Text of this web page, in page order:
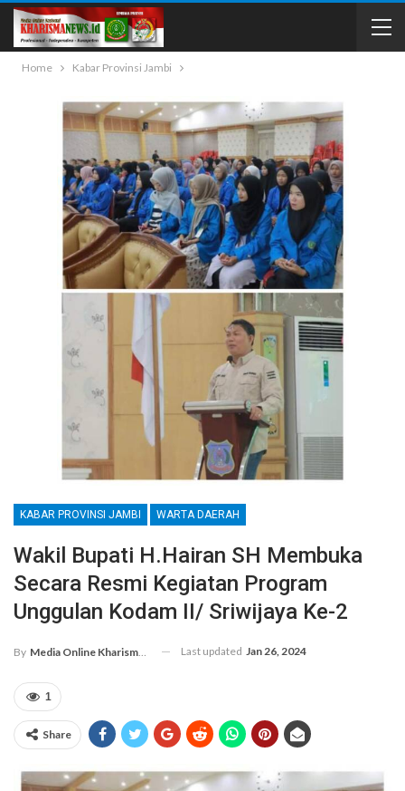
Home Kabar Provinsi Jambi
KABAR PROVINSI JAMBI WARTA DAERAH
Wakil Bupati H.Hairan SH Membuka
Secara Resmi Kegiatan Program
Unggulan Kodam II/ Sriwijaya Ke-2
By Media Online Kharismanews.id Last updated Jan 26, 2024
1
Share